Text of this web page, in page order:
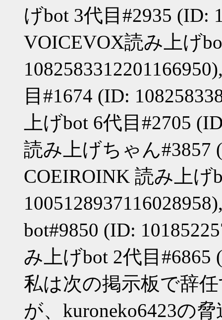
げbot 3代目#2935 (ID:
VOICEVOX読み上げ
目#1674 (ID:
上げbot 6代目#2705
読み上げちゃん#3857
COEIROINK 読み上げ
bot#9850 (ID:
み上げbot 2代目#6865
私は次の掲示板で辞
が、kuroneko6423の